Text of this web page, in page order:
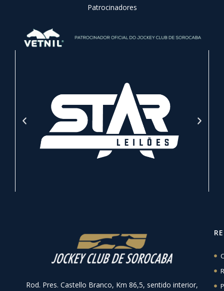
Patrocinadores
Rod. Pres. Castello Branco, Km 86,5, sentido interior,